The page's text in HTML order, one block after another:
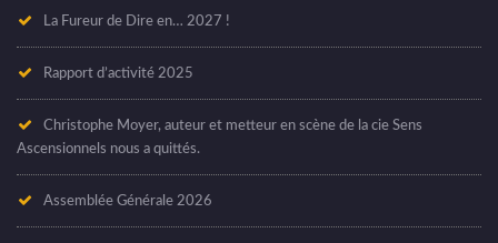
La Fureur de Dire en… 2027 !
Rapport d’activité 2025
Christophe Moyer, auteur et metteur en scène de la cie Sens
Ascensionnels nous a quittés.
Assemblée Générale 2026